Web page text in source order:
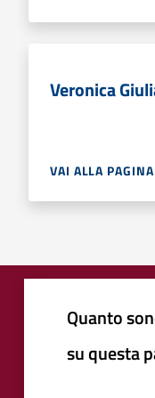
Veronica
VAI ALLA PAGINA
Quanto
su questa